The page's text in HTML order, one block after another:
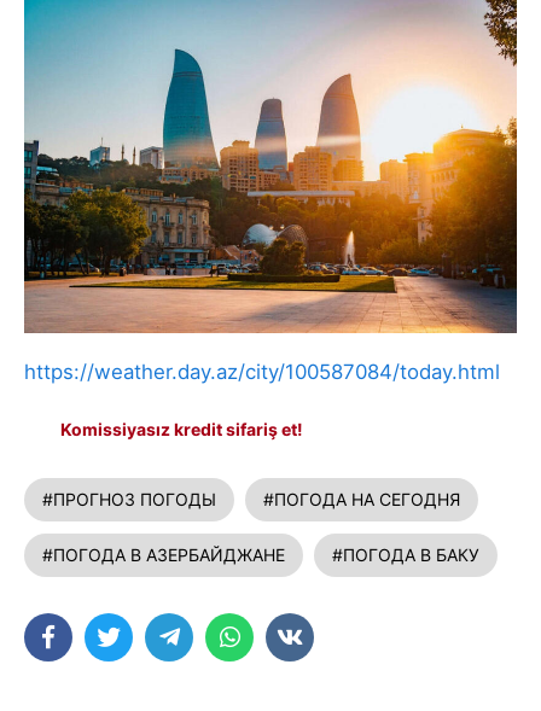
https://weather.day.az/city/100587084/today.html
Komissiyasız kredit sifariş et!
#ПРОГНОЗ ПОГОДЫ #ПОГОДА НА СЕГОДНЯ
#ПОГОДА В АЗЕРБАЙДЖАНЕ #ПОГОДА В БАКУ